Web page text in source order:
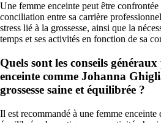
Une femme enceinte peut être confrontée
conciliation entre sa carrière
stress lié à la grossesse, ainsi que la
temps et ses activités en fonction de sa
Quels sont les conseils
enceinte comme Johanna
grossesse saine et équilibrée ?
Il est recommandé à une femme